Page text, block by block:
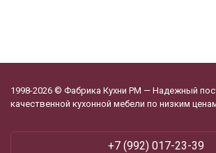
1998-2026 © Фабрика Кухни РМ — Надежный
качественной кухонной мебели по низким
+7 (992) 017-23-39